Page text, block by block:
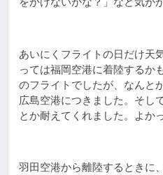
あいにくフライトの日だけ天
っては福岡空港に着陸するか
のフライトでしたが、なんと
広島空港につきました。そし
とか耐えてくれました。よか
羽田空港から離陸するときに